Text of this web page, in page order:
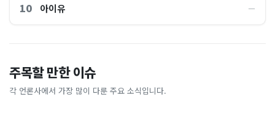
10 아이유 ―
주목할 만한 이슈
각 언론사에서 가장 많이 다룬 주요 소식입니다.
이 대통령 사관학교 통합 발언
에…“서울대 법대·충암고도
없애나”
채널A
라 출렁이는 日증시
아시아경제
총리 영상에 "대체 뭐냐" 발
칵‥日 배우도 "미친 짓"
실체, 은밀하게…[중국나라]